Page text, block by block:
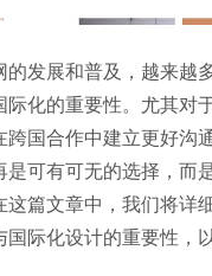
网站
建设
生物
医药
网站
建设
外贸
的发展和普及，越来越
际化的重要性。尤其对
国合作中建立更好沟
是可有可无的选择，而
这篇文章中，我们将详
际化设计的重要性，